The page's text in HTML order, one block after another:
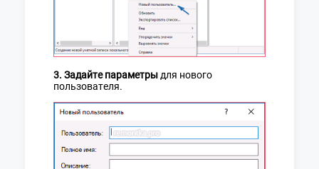
3. Задайте параметры для нового
пользователя.